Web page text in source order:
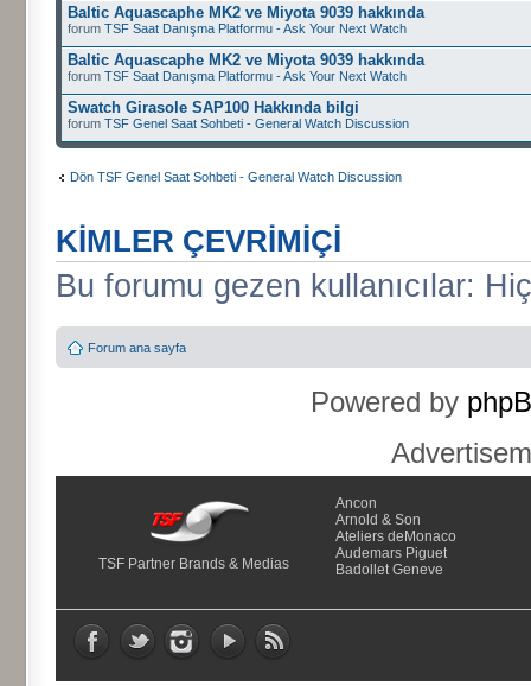
Baltic Aquascaphe MK2 ve Miyota 9039 hakkında
forum TSF Saat Danışma Platformu - Ask Your Next Watch
Baltic Aquascaphe MK2 ve Miyota 9039 hakkında
forum TSF Saat Danışma Platformu - Ask Your Next Watch
Swatch Girasole SAP100 Hakkında bilgi
forum TSF Genel Saat Sohbeti - General Watch Discussion
Dön TSF Genel Saat Sohbeti - General Watch Discussion
KIMLER ÇEVRIMIÇI
Bu forumu gezen kullanıcılar:
Forum ana sayfa
Powered by
TSF Partner Brands & Medias
Ancon
Arnold & Son
Ateliers deMonaco
Audemars Piguet
Badollet Geneve